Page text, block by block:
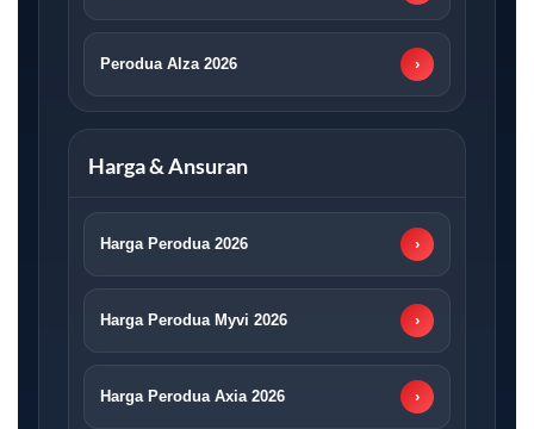
Perodua Alza 2026 ›
Harga & Ansuran
Harga Perodua 2026 ›
Harga Perodua Myvi 2026 ›
Harga Perodua Axia 2026 ›